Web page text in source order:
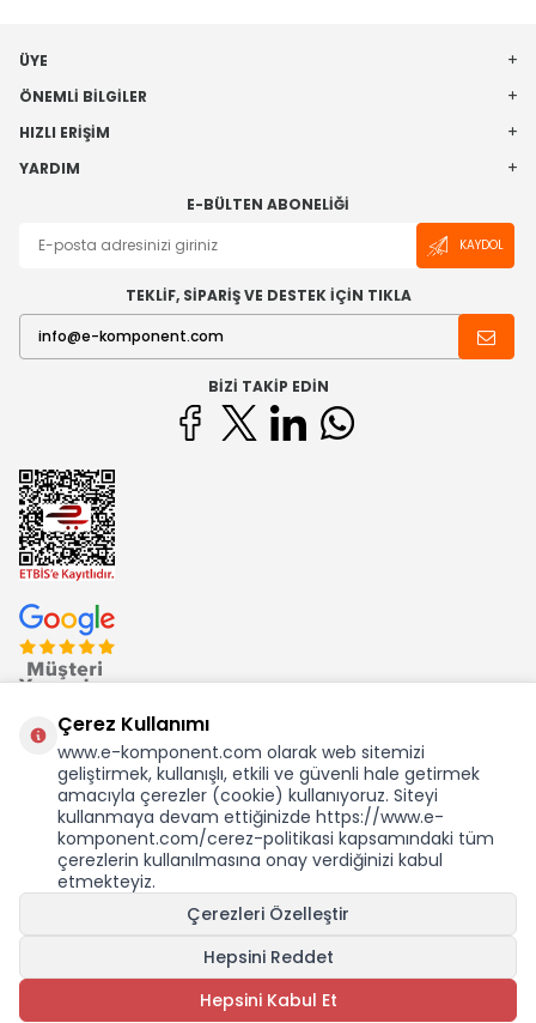
KDV Dahil Birim Fiyat
SEPETE EKLE
ÜYE
ÖNEMLI BILGILER
HIZLI ERIŞIM
YARDIM
E-BÜLTEN ABONELIĞI
KAYDOL
TEKLİF, SİPARİŞ VE DESTEK İÇİN TIKLA
BIZI TAKIP EDIN
Ekom Elk. Elektronik San. ve Tic. A.Ş.'nin Tescilli Bir Markasıdır
Çerez Kullanımı
www.e-komponent.com olarak web sitemizi
geliştirmek, kullanışlı, etkili ve güvenli hale getirmek
amacıyla çerezler (cookie) kullanıyoruz. Siteyi
kullanmaya devam ettiğinizde https://www.e-
komponent.com/cerez-politikasi kapsamındaki tüm
çerezlerin kullanılmasına onay verdiğinizi kabul
etmekteyiz.
Çerezleri Özelleştir
Hepsini Reddet
Hepsini Kabul Et